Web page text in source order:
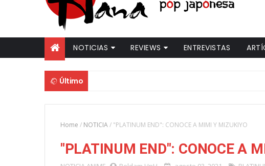
NOTICIAS REVIEWS ENTREVISTAS
Último
Home / NOTICIA/ "PLATINUM END": CONOCE A MIMI Y MIZUKIYO
"PLATINUM END": CONOCE A